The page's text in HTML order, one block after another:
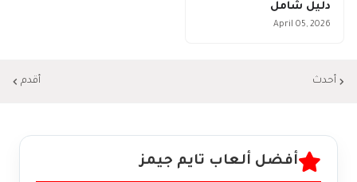
دليل شامل
April 05, 2026
أحدث أقدم
أفضل ألعاب تايم جيمز